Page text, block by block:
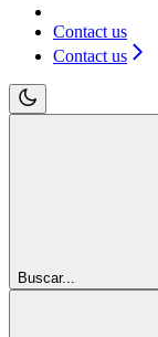
Contact us
Contact us
Buscar...